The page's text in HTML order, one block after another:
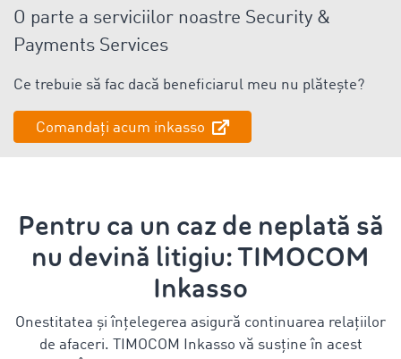
O parte a serviciilor noastre Security &
Payments Services
Ce trebuie să fac dacă beneficiarul meu nu plătește?
Comandați acum inkasso
Pentru ca un caz de neplată să
nu devină litigiu: TIMOCOM
Inkasso
Onestitatea și înțelegerea asigură continuarea relațiilor
de afaceri. TIMOCOM Inkasso vă susține în acest